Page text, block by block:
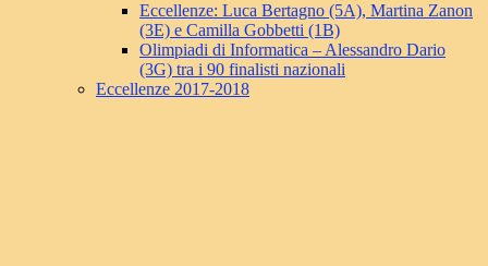
Eccellenze: Luca Bertagno (5A), Martina Zanon
(3E) e Camilla Gobbetti (1B)
Olimpiadi di Informatica – Alessandro Dario
(3G) tra i 90 finalisti nazionali
Eccellenze 2017-2018